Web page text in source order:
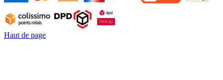
Haut de page